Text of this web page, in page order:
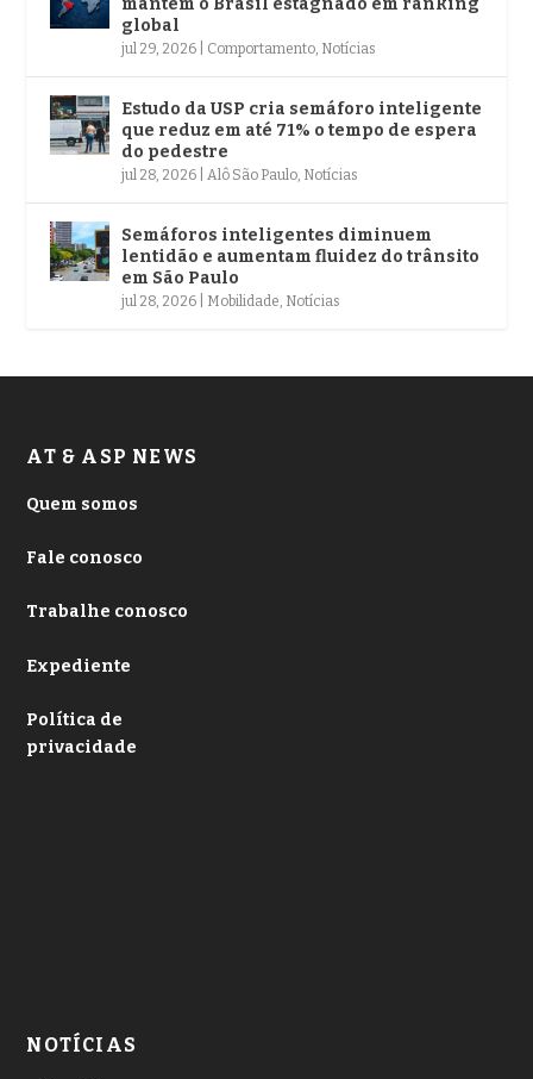
global
jul 29, 2026 Comportamento Notícias
Estudo da USP cria semáforo inteligente
que reduz em até 71% o tempo de espera
do pedestre
jul 28, 2026 Alô São Paulo Notícias
Semáforos inteligentes diminuem
lentidão e aumentam fluidez do trânsito
em São Paulo
jul 28, 2026 Mobilidade Notícias
AT & ASP NEWS
Quem somos
Fale conosco
Trabalhe conosco
Expediente
Política de
privacidade
NOTÍCIAS